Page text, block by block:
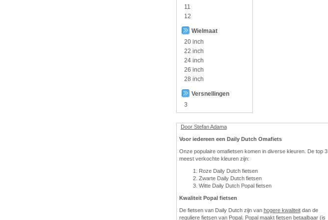
11
12
Wielmaat
20 inch
22 inch
24 inch
26 inch
28 inch
Versnellingen
3
Door Stefan Adama
Voor iedereen een Daily Dutch Omafiets
Onze populaire omafietsen komen in diverse kleuren. De top 3
meest verkochte kleuren zijn:
Roze Daily Dutch fietsen
Zwarte Daily Dutch fietsen
Witte Daily Dutch Popal fietsen
Kwaliteit Popal fietsen
De fietsen van Daily Dutch zijn van hogere kwaliteitdan de
reguliere fietsen van Popal. Popal maakt fietsen betaalbaar (is